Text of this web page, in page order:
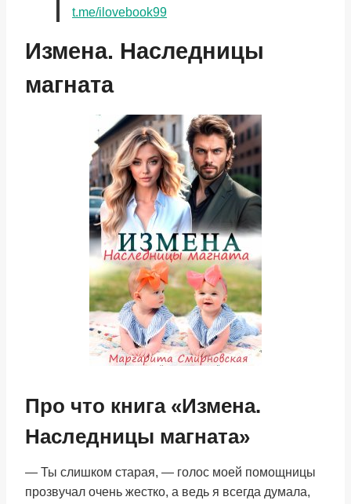
t.me/ilovebook99
Измена. Наследницы
магната
Про что книга «Измена.
Наследницы магната»
— Ты слишком старая, — голос моей помощницы
прозвучал очень жестко, а ведь я всегда думала,